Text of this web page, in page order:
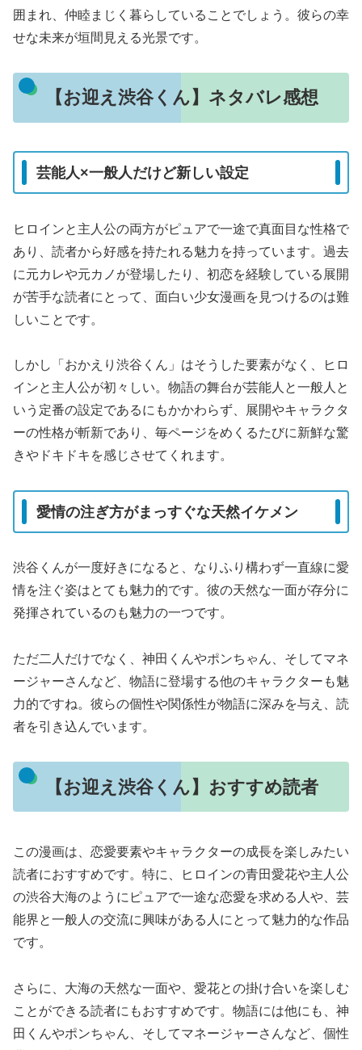
囲まれ、仲睦まじく暮らしていることでしょう。彼らの幸
せな未来が垣間見える光景です。
【お迎え渋谷くん】ネタバレ感想
芸能人×一般人だけど新しい設定
ヒロインと主人公の両方がピュアで一途で真面目な性格で
あり、読者から好感を持たれる魅力を持っています。過去
に元カレや元カノが登場したり、初恋を経験している展開
が苦手な読者にとって、面白い少女漫画を見つけるのは難
しいことです。
しかし「おかえり渋谷くん」はそうした要素がなく、ヒロ
インと主人公が初々しい。物語の舞台が芸能人と一般人と
いう定番の設定であるにもかかわらず、展開やキャラクタ
ーの性格が斬新であり、毎ページをめくるたびに新鮮な驚
きやドキドキを感じさせてくれます。
愛情の注ぎ方がまっすぐな天然イケメン
渋谷くんが一度好きになると、なりふり構わず一直線に愛
情を注ぐ姿はとても魅力的です。彼の天然な一面が存分に
発揮されているのも魅力の一つです。
ただ二人だけでなく、神田くんやポンちゃん、そしてマネ
ージャーさんなど、物語に登場する他のキャラクターも魅
力的ですね。彼らの個性や関係性が物語に深みを与え、読
者を引き込んでいます。
【お迎え渋谷くん】おすすめ読者
この漫画は、恋愛要素やキャラクターの成長を楽しみたい
読者におすすめです。特に、ヒロインの青田愛花や主人公
の渋谷大海のようにピュアで一途な恋愛を求める人や、芸
能界と一般人の交流に興味がある人にとって魅力的な作品
です。
さらに、大海の天然な一面や、愛花との掛け合いを楽しむ
ことができる読者にもおすすめです。物語には他にも、神
田くんやポンちゃん、そしてマネージャーさんなど、個性